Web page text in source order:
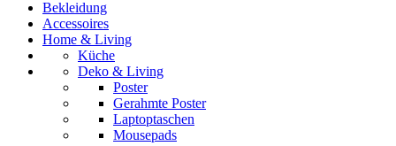
Bekleidung
Accessoires
Home & Living
Küche
Deko & Living
Poster
Gerahmte Poster
Laptoptaschen
Mousepads